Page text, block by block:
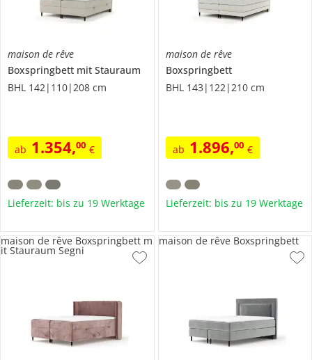
maison de rêve
Boxspringbett mit Stauraum
BHL 142|110|208 cm
ab 1.354,00 €
Lieferzeit: bis zu 19 Werktage
maison de rêve
Boxspringbett
BHL 143|122|210 cm
ab 1.896,00 €
Lieferzeit: bis zu 19 Werktage
maison de rêve Boxspringbett m
it Stauraum Segni
maison de rêve Boxspringbett